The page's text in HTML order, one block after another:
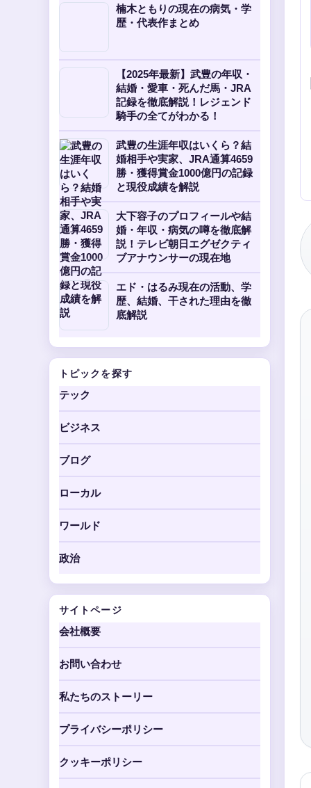
楠木ともりの現在の病気・学
歴・代表作まとめ
【2025年最新】武豊の年収・
結婚・愛車・死んだ馬・JRA
記録を徹底解説！レジェンド
騎手の全てがわかる！
武豊の生涯年収はいくら？結
婚相手や実家、JRA通算4659
勝・獲得賞金1000億円の記録
と現役成績を解説
大下容子のプロフィールや結
婚・年収・病気の噂を徹底解
説！テレビ朝日エグゼクティ
ブアナウンサーの現在地
エド・はるみ現在の活動、学
歴、結婚、干された理由を徹
底解説
トピックを探す
テック
ビジネス
ブログ
ローカル
ワールド
政治
サイトページ
会社概要
お問い合わせ
私たちのストーリー
プライバシーポリシー
クッキーポリシー